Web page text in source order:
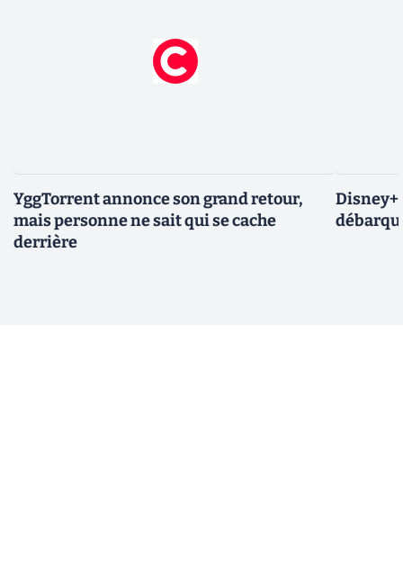
YggTorrent annonce son grand retour,
mais personne ne sait qui se cache
derrière
Disney+